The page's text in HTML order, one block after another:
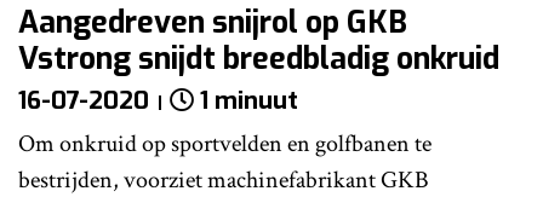
Aangedreven snijrol op GKB
Vstrong snijdt breedbladig onkruid
16-07-2020 1 minuut
Om onkruid op sportvelden en golfbanen te
bestrijden, voorziet machinefabrikant GKB